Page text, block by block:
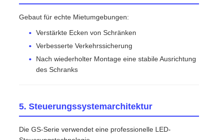
Gebaut für echte Mietumgebungen:
Verstärkte Ecken von Schränken
Verbesserte Verkehrssicherung
Nach wiederholter Montage eine stabile Ausrichtung
des Schranks
5. Steuerungssystemarchitektur
Die GS-Serie verwendet eine professionelle LED-